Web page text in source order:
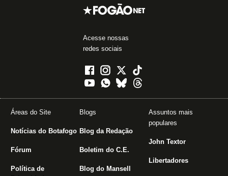
Acesse nossas
redes sociais
Áreas do Site
Notícias do Botafogo
Fórum
Política de
Blogs
Blog da Redação
Boletim do C.E.
Blog do Mansell
Assuntos mais
populares
John Textor
Libertadores